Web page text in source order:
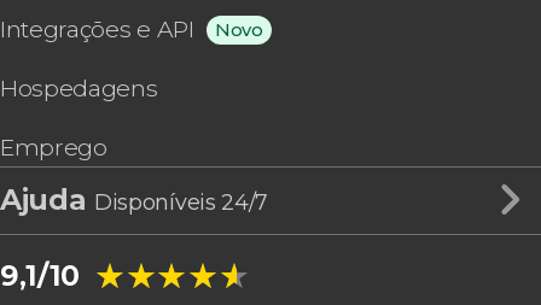
Integrações e API Novo
Hospedagens
Emprego
Ajuda Disponíveis 24/7
9,1/10 ★★★★★
★★★★★